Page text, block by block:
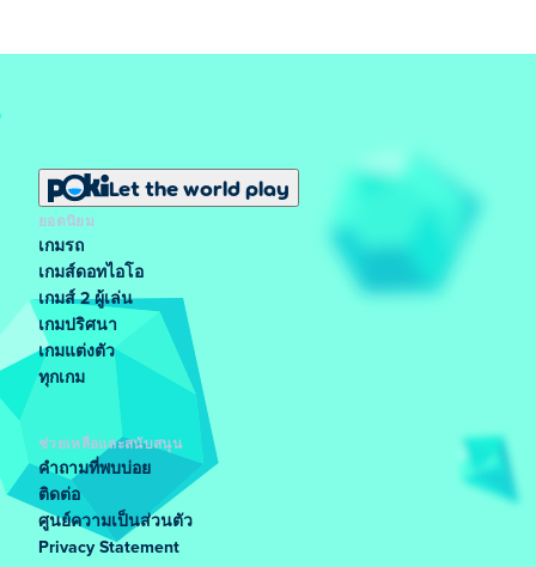
Let the world play
ยอดนิยม
เกมรถ
เกมส์ดอทไอโอ
เกมส์ 2 ผู้เล่น
เกมปริศนา
เกมแต่งตัว
ทุกเกม
ช่วยเหลือและสนับสนุน
คำถามที่พบบ่อย
ติดต่อ
ศูนย์ความเป็นส่วนตัว
Privacy Statement